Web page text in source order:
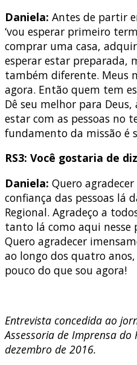
Daniela: Antes de partir
‘vou esperar primeiro
comprar uma casa,
esperar estar preparada,
também diferente. Meus
agora. Então quem tem
Dê seu melhor para
estar com as pessoas no
fundamento da missão é
RS3: Você gostaria de
Daniela: Quero
confiança das pessoas lá
Regional. Agradeço a
tanto lá como aqui nesse
Quero agradecer
ao longo dos quatro
pouco do que sou agora!
Entrevista concedida ao
Assessoria de Imprensa do
dezembro de 2016.